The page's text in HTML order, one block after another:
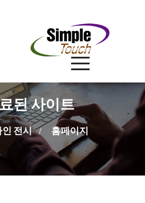
된 사이트
전시 홈페이지